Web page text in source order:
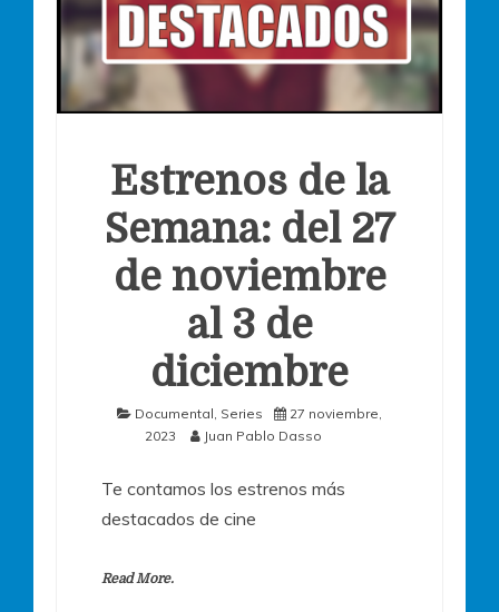
Estrenos de la
Semana: del 27
de noviembre
al 3 de
diciembre
Documental Series
27 noviembre,
2023
Juan Pablo Dasso
Te contamos los estrenos más
destacados de cine
Read More.